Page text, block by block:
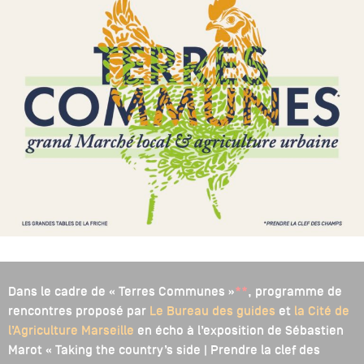
Dans le cadre de « Terres Communes »**, programme de
rencontres proposé par Le Bureau des guides et la Cité de
l’Agriculture Marseille en écho à l’exposition de Sébastien
Marot « Taking the country’s side | Prendre la clef des